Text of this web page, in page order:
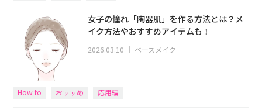
女子の憧れ「陶器肌」を作る方法とは？メ
イク方法やおすすめアイテムも！
2026.03.10 ｜ ベースメイク
How to おすすめ 応用編